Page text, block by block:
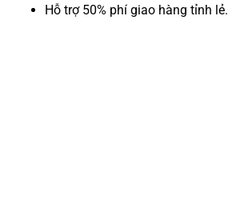
Hỗ trợ 50% phí giao hàng tỉnh lẻ.